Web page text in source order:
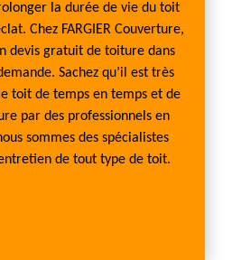
la durée de vie du toit
Chez FARGIER Couverture,
devis gratuit de toiture dans
Sachez qu’il est très
toit de temps en temps et de
par des professionnels en
sommes des spécialistes
de tout type de toit.